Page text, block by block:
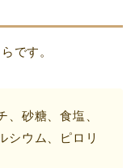
です。
、砂糖、食塩、
シウム、ピロリ